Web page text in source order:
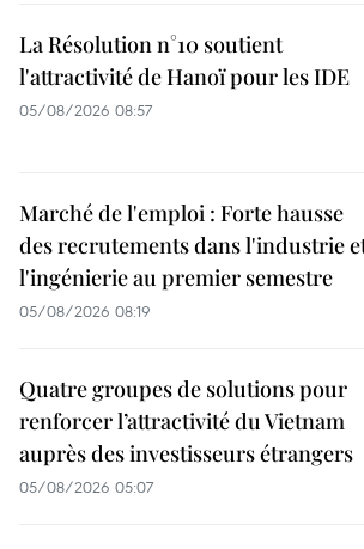
La Résolution n°10 soutient
l'attractivité de Hanoï pour les IDE
05/08/2026 08:57
Marché de l'emploi : Forte hausse
des recrutements dans l'industrie
l'ingénierie au premier semestre
05/08/2026 08:19
Quatre groupes de solutions pour
renforcer l’attractivité du Vietnam
auprès des investisseurs étrangers
05/08/2026 05:07